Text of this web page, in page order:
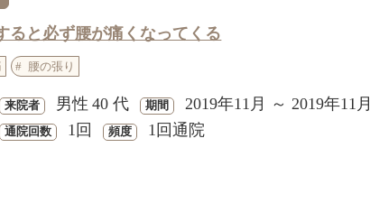
ると必ず腰が痛くなってくる
腰の張り
来院者 男性 40 代 期間 2019年11月 ～ 2019年11月
通院回数 1回 頻度 1回通院